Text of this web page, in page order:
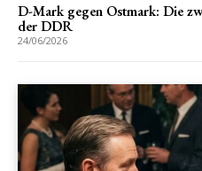
D-Mark gegen Ostmark: Die
der DDR
24/06/2026